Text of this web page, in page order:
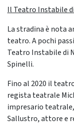
Il Teatro Instabile
La stradina è nota
teatro. A pochi
Teatro Instabile di
Spinelli.
Fino al 2020 il
regista teatrale
impresario
Sallustro, attore e